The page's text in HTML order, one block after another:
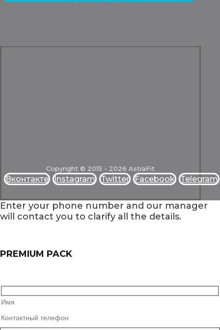
Copyright © 2015 - 2026 AstraFit
Вконтакте Instagram Twitter Facebook Telegram
Enter your phone number and our manager
will contact you to clarify all the details.
PREMIUM PACK